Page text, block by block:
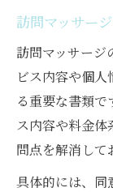
訪問マッサー
訪問マッサージ
ビス内容や個
る重要な書類
ス内容や料金
問点を解消して
具体的には、同